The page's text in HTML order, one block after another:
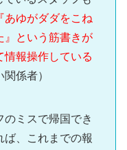
あゆがダダをこね
』という筋書きが
情報操作している
係者）
ミスで帰国でき
ば、これまでの報